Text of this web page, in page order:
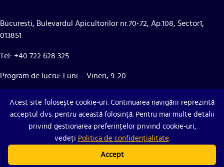
Bucuresti, Bulevardul Apicultorilor nr.70-72, Ap.108, Sector1,
013851
Tel: +40 722 628 325
Program de lucru: Luni – Vineri, 9-20
Nr. Reg. Com.: J40/14268/2008
Copyright © 2026 • AWE Compactors
Acest site folosește cookie-uri. Continuarea navigării reprezintă
acceptul dvs. pentru această folosință. Pentru mai multe detalii
privind gestionarea preferințelor privind cookie-uri,
vedeți Politica de confidențialitate.
Accept